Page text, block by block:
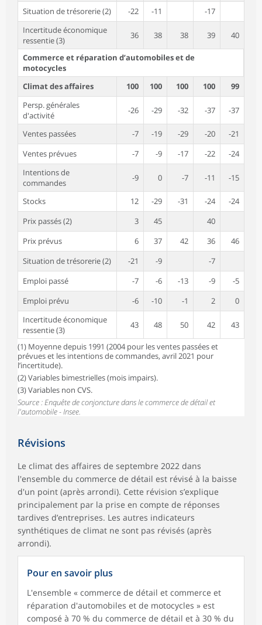
Situation de trésorerie (2)
-22 -11
-17
Incertitude économique
ressentie (3)
36 38 38 39 40
Commerce et réparation d’automobiles et de
motocycles
Climat des affaires
100 100 100 100
99
Persp. générales
d'activité
-26 -29 -32 -37 -37
Ventes passées -7 -19 -29 -20
-21
Ventes prévues
-7 -9 -17 -22
-24
Intentions de
commandes
-9 0 -7 -11 -15
Stocks 12 -29 -31 -24
-24
Prix passés (2)
3 45
40
Prix prévus
6 37 42 36
46
Situation de trésorerie (2)
-21 -9
-7
Emploi passé
-7 -6 -13 -9
-5
Emploi prévu
-6 -10 -1 2
0
Incertitude économique
ressentie (3)
43 48 50 42 43
(1) Moyenne depuis 1991 (2004 pour les ventes passées et
prévues et les intentions de commandes, avril 2021 pour
l’incertitude).
(2) Variables bimestrielles (mois impairs).
(3) Variables non CVS.
Source : Enquête de conjoncture dans le commerce de détail et
l'automobile - Insee.
Révisions
Le climat des affaires de septembre 2022 dans
l'ensemble du commerce de détail est révisé à la baisse
d'un point (après arrondi). Cette révision s’explique
principalement par la prise en compte de réponses
tardives d’entreprises. Les autres indicateurs
synthétiques de climat ne sont pas révisés (après
arrondi).
Pour en savoir plus
L'ensemble « commerce de détail et commerce et
réparation d'automobiles et de motocycles » est
composé à 70 % du commerce de détail et à 30 % du